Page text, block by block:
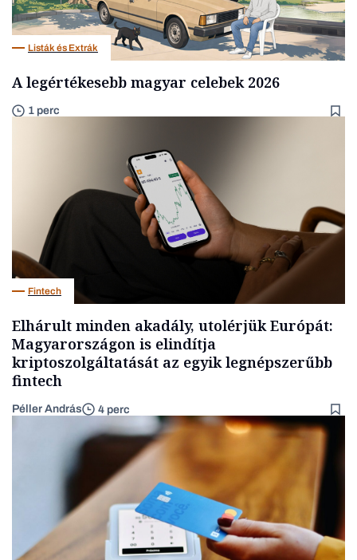
Listák és Extrák
A legértékesebb magyar celebek 2026
1 perc
Fintech
Elhárult minden akadály, utolérjük Európát:
Magyarországon is elindítja
kriptoszolgáltatását az egyik legnépszerűbb
fintech
Péller András 4 perc